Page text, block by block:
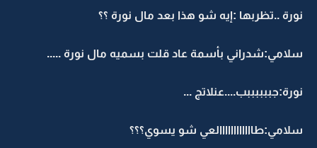
نورة ..تظربها :إيه شو هذا بعد مال نورة ؟؟
سلامي:شدراني بأسمة عاد قلت بسميه مال نورة .....
نورة:جببببببب....عنلاتج ...
سلامي:طاااااااااااالعي شو يسوي؟؟؟